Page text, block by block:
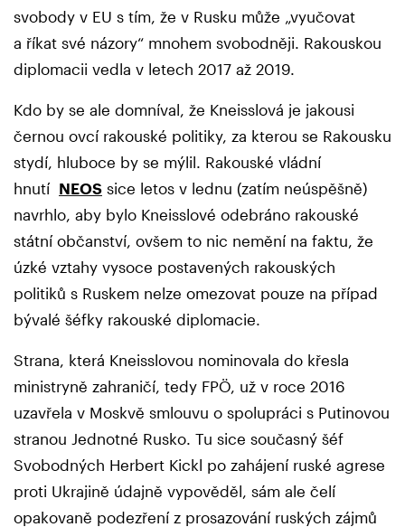
svobody v EU s tím, že v Rusku může „vyučovat
a říkat své názory“ mnohem svobodněji. Rakouskou
diplomacii vedla v letech 2017 až 2019.
Kdo by se ale domníval, že Kneisslová je jakousi
černou ovcí rakouské politiky, za kterou se Rakousku
stydí, hluboce by se mýlil. Rakouské vládní
hnutí NEOS sice letos v lednu (zatím neúspěšně)
navrhlo, aby bylo Kneisslové odebráno rakouské
státní občanství, ovšem to nic nemění na faktu, že
úzké vztahy vysoce postavených rakouských
politiků s Ruskem nelze omezovat pouze na případ
bývalé šéfky rakouské diplomacie.
Strana, která Kneisslovou nominovala do křesla
ministryně zahraničí, tedy FPÖ, už v roce 2016
uzavřela v Moskvě smlouvu o spolupráci s Putinovou
stranou Jednotné Rusko. Tu sice současný šéf
Svobodných Herbert Kickl po zahájení ruské agrese
proti Ukrajině údajně vypověděl, sám ale čelí
opakovaně podezření z prosazování ruských zájmů